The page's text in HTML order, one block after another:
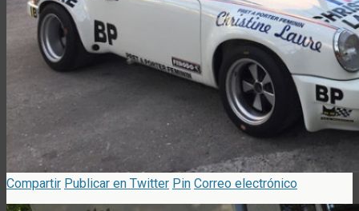
Compartir Publicar en Twitter Pin Correo electrónico